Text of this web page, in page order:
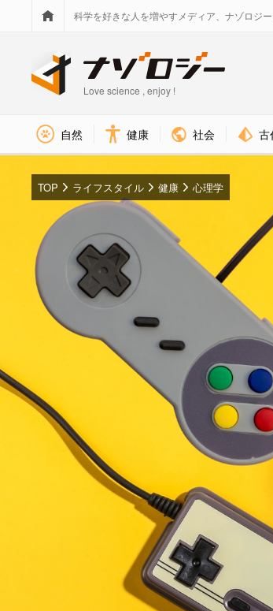
科学を好きな人を増やすメディア、ナゾロジ
Love science , enjoy !
自然 健康 社会 古
TOP ライフスタイル 健康 心理学